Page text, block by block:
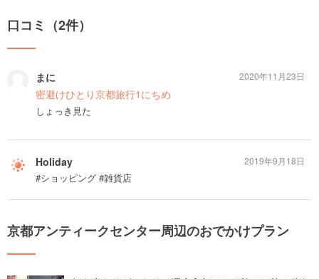
口コミ（2件）
まに
密避けひとり京都旅行1にちめ
しょっき見た
2020年11月23日
Holiday
#ショッピング #雑貨店
2019年9月18日
京都アンティークセンター周辺のおでかけプラン